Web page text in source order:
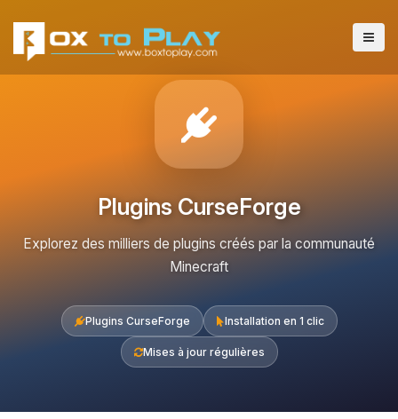
Plugins CurseForge
Explorez des milliers de plugins créés par la communauté
Minecraft
Plugins CurseForge Installation en 1 clic
Mises à jour régulières